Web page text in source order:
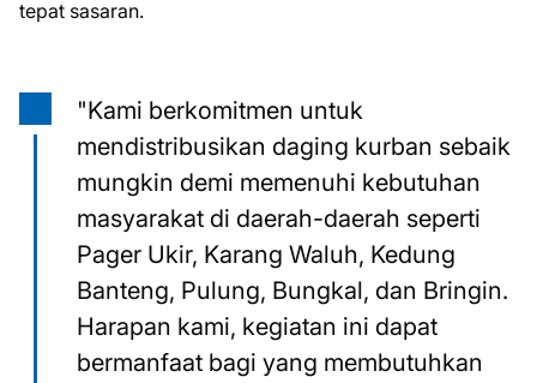
tepat sasaran.
"Kami berkomitmen untuk
mendistribusikan daging kurban sebaik
mungkin demi memenuhi kebutuhan
masyarakat di daerah-daerah seperti
Pager Ukir, Karang Waluh, Kedung
Banteng, Pulung, Bungkal, dan Bringin.
Harapan kami, kegiatan ini dapat
bermanfaat bagi yang membutuhkan